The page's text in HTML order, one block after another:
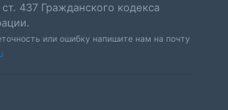
437 Гражданского кодекса
или ошибку напишите нам на почту